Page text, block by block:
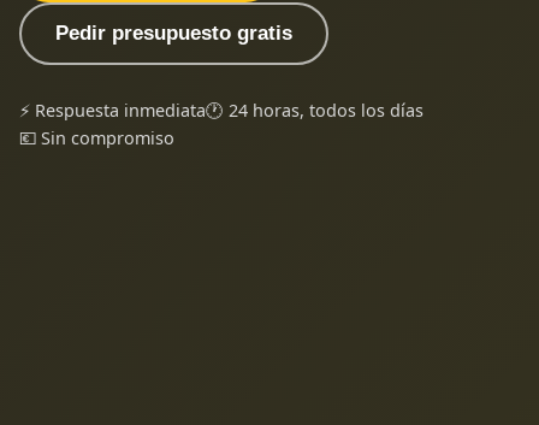
Pedir presupuesto gratis
⚡ Respuesta inmediata🕐 24 horas, todos los días
💶 Sin compromiso